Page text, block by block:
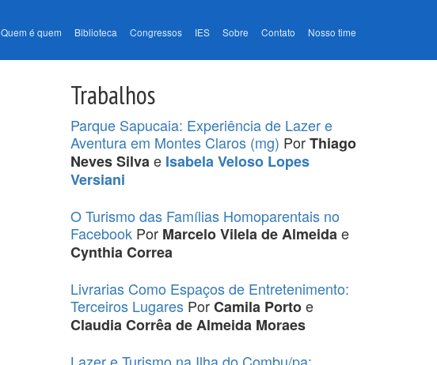
Quem é quem Biblioteca Congressos IES Sobre Contato Nosso time
Trabalhos
Parque Sapucaia: Experiência de Lazer e
Aventura em Montes Claros (mg) PorThiago
Neves Silva e Isabela Veloso Lopes
Versiani
O Turismo das Famílias Homoparentais no
Facebook Por Marcelo Vilela de Almeida e
Cynthia Correa
Livrarias Como Espaços de Entretenimento:
Terceiros Lugares PorCamila Portoe
Claudia Corrêa de Almeida Moraes
Lazer e Turismo na Ilha do Combu/pa: